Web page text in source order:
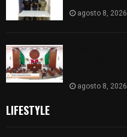
agosto 8, 2026
agosto 8, 2026
LIFESTYLE